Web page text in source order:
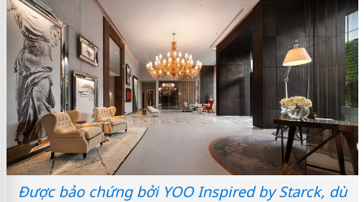
Được bảo chứng bởi YOO Inspired by Starck, dù